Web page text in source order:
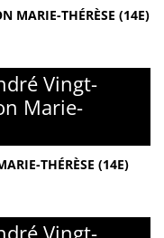
MARIE-THÉRÈSE (14E)
Vingt-
Marie-
THÉRÈSE (14E)
Vingt-